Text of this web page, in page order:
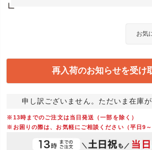
お気
再入荷のお知らせを受け
申し訳ございません。ただいま在庫が
※13時までのご注文は当日発送（一部を除く）
※お困りの際は、お気軽にご相談ください（平日9～